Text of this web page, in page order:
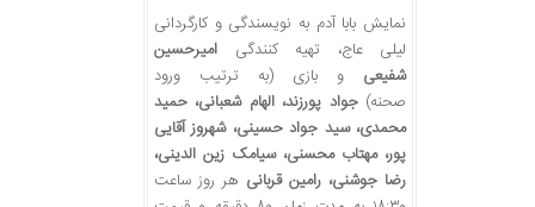
نمایش بابا آدم به نویسندگی و کارگردانی
لیلی عاج، تهیه کنندگی امیرحسین
شفیعی و بازی (به ترتیب ورود
صحنه)جواد پورزند، الهام شعبانی، حمید
محمدی، سید جواد حسینی، شهروز آقایی
پور، مهتاب محسنی، سیامک زین الدینی،
رضا جوشنی، رامین قربانی هر روز ساعت